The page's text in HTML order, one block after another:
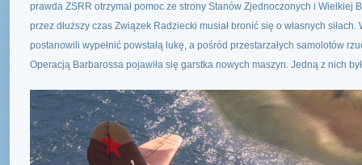
prawda ZSRR otrzymał pomoc ze strony Stanów Zjednoczonych i
przez dłuższy czas Związek Radziecki musiał bronić się o własnych
postanowili wypełnić powstałą lukę, a pośród przestarzałych samolotów
Operacją Barbarossa pojawiła się garstka nowych maszyn. Jedną z nich